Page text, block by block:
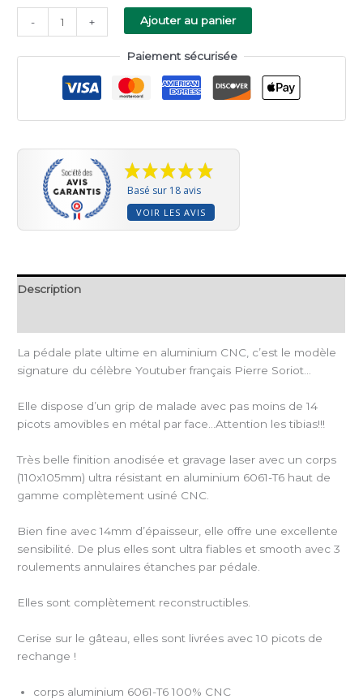
- + Ajouter au panier
Paiement sécurisée
Basé sur 18 avis
VOIR LES AVIS
Description
La pédale plate ultime en aluminium CNC, c’est le modèle
signature du célèbre Youtuber français Pierre Soriot…
Elle dispose d’un grip de malade avec pas moins de 14
picots amovibles en métal par face…Attention les tibias!!!
Très belle finition anodisée et gravage laser avec un corps
(110x105mm) ultra résistant en aluminium 6061-T6 haut de
gamme complètement usiné CNC.
Bien fine avec 14mm d’épaisseur, elle offre une excellente
sensibilité. De plus elles sont ultra fiables et smooth avec 3
roulements annulaires étanches par pédale.
Elles sont complètement reconstructibles.
Cerise sur le gâteau, elles sont livrées avec 10 picots de
rechange !
corps aluminium 6061-T6 100% CNC